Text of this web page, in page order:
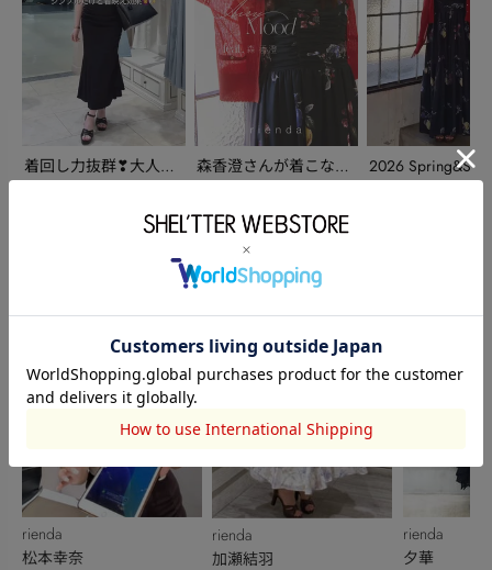
着回し力抜群❣大人気
森香澄さんが着こなす
2026
このアイテムを使ったスタッフコーディネート
rienda
松本幸奈
rienda
加瀬結羽
rienda
夕華